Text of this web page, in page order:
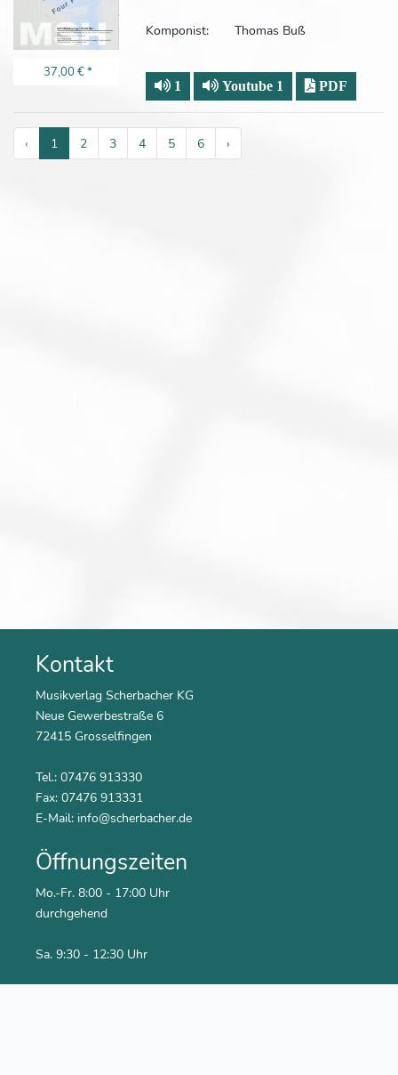
37,00 €*
Komponist: Thomas Buß
1 Youtube 1 PDF
‹ 1 2 3 4 5 6 ›
Kontakt
Musikverlag Scherbacher KG
Neue Gewerbestraße 6
72415 Grosselfingen
Tel.: 07476 913330
Fax: 07476 913331
E-Mail: info@scherbacher.de
Öffnungszeiten
Mo.-Fr. 8:00 - 17:00 Uhr
durchgehend
Sa. 9:30 - 12:30 Uhr